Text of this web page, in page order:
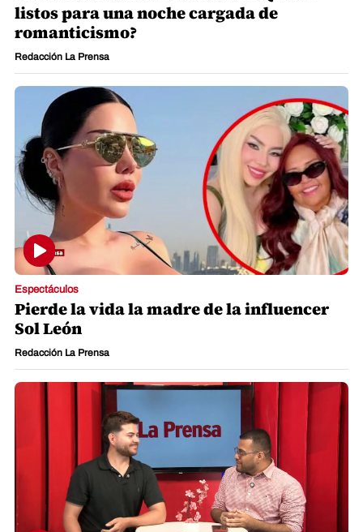
listos para una noche cargada de
romanticismo?
Redacción La Prensa
Espectáculos
Pierde la vida la madre de la influencer
Sol León
Redacción La Prensa